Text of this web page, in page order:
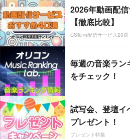
2026年動画配
【徹底比較】
CS動画配信サービス20選
毎週の音楽ラン
をチェック！
試写会、登壇イ
プレゼント！
プレゼント特集